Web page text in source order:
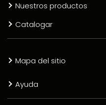
Nuestros productos
Catalogar
Mapa del sitio
Ayuda